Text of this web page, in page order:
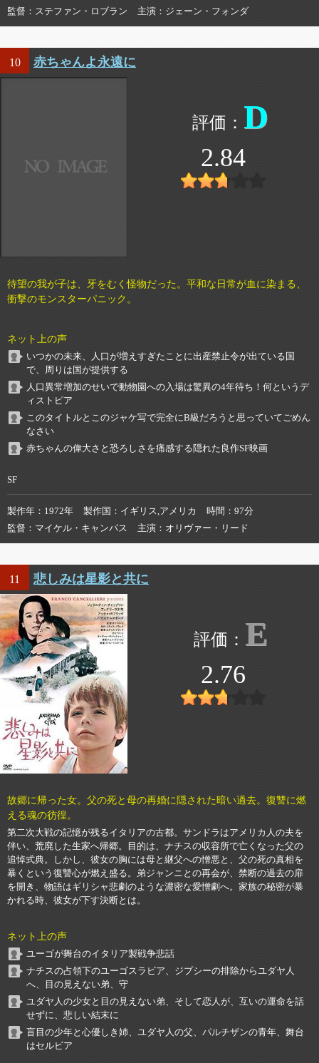
監督
ステファン・ロブラン 主演 ジェーン・フォンダ
10 赤ちゃんよ永遠に
D
2.84
待望の我が子は、牙をむく怪物だった。平和な日常が血に染まる、
衝撃のモンスターパニック。
ネット上の声
いつかの未来、人口が増えすぎたことに出産禁止令が出ている国
で、周りは国が提供する
人口異常増加のせいで動物園への入場は驚異の4年待ち！何というデ
ィストピア
このタイトルとこのジャケ写で完全にB級だろうと思っていてごめん
なさい
赤ちゃんの偉大さと恐ろしさを痛感する隠れた良作SF映画
SF
製作年 1972年 製作国 イギリス,アメリカ 時間
97分
監督
マイケル・キャンパス 主演 オリヴァー・リード
11 悲しみは星影と共に
E
2.76
故郷に帰った女。父の死と母の再婚に隠された暗い過去。復讐に燃
える魂の彷徨。
第二次大戦の記憶が残るイタリアの古都。サンドラはアメリカ人の夫を
伴い、荒廃した生家へ帰郷。目的は、ナチスの収容所で亡くなった父の
追悼式典。しかし、彼女の胸には母と継父への憎悪と、父の死の真相を
暴くという復讐心が燃え盛る。弟ジャンニとの再会が、禁断の過去の扉
を開き、物語はギリシャ悲劇のような濃密な愛憎劇へ。家族の秘密が暴
かれる時、彼女が下す決断とは。
ネット上の声
ユーゴが舞台のイタリア製戦争悲話
ナチスの占領下のユーゴスラビア、ジプシーの排除からユダヤ人
へ、目の見えない弟、守
ユダヤ人の少女と目の見えない弟、そして恋人が、互いの運命を話
せずに、悲しい結末に
盲目の少年と心優しき姉、ユダヤ人の父、パルチザンの青年、舞台
はセルビア